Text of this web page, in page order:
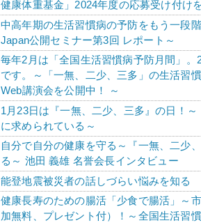
健康体重基金」2024年度の応募受け付け
中高年期の生活習慣病の予防をもう一段
Japan公開セミナー第3回 レポート～
毎年2月は「全国生活習慣病予防月間」
です。～「一無、二少、三多」の生活習
Web講演会を公開中！ ～
1月23日は『一無、二少、三多』の日！
に求められている～
自分で自分の健康を守る～『一無、二少
る～ 池田 義雄 名誉会長インタビュー
能登地震被災者の話しづらい悩みを知る
健康長寿のための腸活「少食で腸活」～
加無料、プレゼント付）！～全国生活習